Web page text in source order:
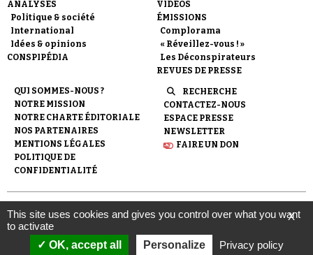
ANALYSES
Politique & société
International
Idées & opinions
CONSPIPÉDIA
VIDÉOS
ÉMISSIONS
Complorama
« Réveillez-vous ! »
Les Déconspirateurs
REVUES DE PRESSE
QUI SOMMES-NOUS ?
NOTRE MISSION
NOTRE CHARTE ÉDITORIALE
NOS PARTENAIRES
MENTIONS LÉGALES
POLITIQUE DE
CONFIDENTIALITÉ
RECHERCHE
CONTACTEZ-NOUS
ESPACE PRESSE
NEWSLETTER
FAIRE UN DON
© 2007- 2026 Conspiracy Watch | Une réalisation de
l'Observatoire du conspirationnisme (association loi de 1901) avec
le soutien de la Fondation pour la Mémoire de la Shoah.
X
This site uses cookies and gives you control over what you want
to activate
OK, accept all
Personalize Privacy policy